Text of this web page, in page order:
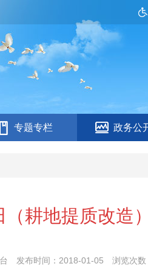
专题专栏 政务公
耕地提质改造
发布时间：2018-01-05 浏览次数